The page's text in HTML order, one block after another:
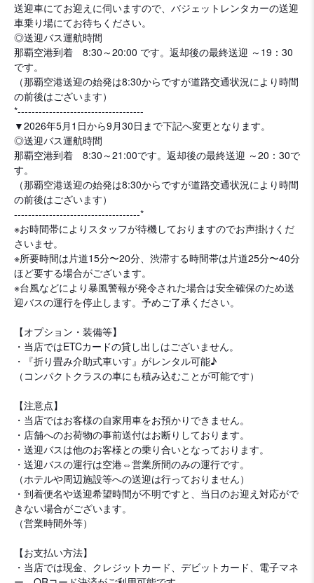
送迎車にてお迎えに伺いますので、バジェットレンタカーの送迎
車乗り場にてお待ちください。
◎送迎バス運航時間
那覇空港到着 8:30～20:00 です。返却後の最終送迎 ～19：30
です。
（那覇空港送迎の始発は8:30からですが道路交通状況により時間
の前後はございます）
*------------------------------------
▼2026年5月1日から9月30日まで下記へ変更となります。
◎送迎バス運航時間
那覇空港到着 8:30～21:00です。返却後の最終送迎 ～20：30で
す。
（那覇空港送迎の始発は8:30からですが道路交通状況により時間
の前後はございます）
------------------------------------*
※お時間帯によりスタッフが待機しておりますのでお声掛けくだ
さいませ。
※所要時間は片道15分〜20分、渋滞する時間帯は片道25分〜40分
ほど要する場合がございます。
※台風などにより暴風警報が発令された場合は安全確保のため送
迎バスの運行を停止します。予めご了承ください。
【オプション・装備等】
・当店ではETCカードの貸し出しはございません。
・『折り畳み介助式車いす』がレンタル可能♪
（コンパクトクラスの車にも積み込むことが可能です）
【注意点】
・当店ではお客様の自家用車をお預かりできません。
・店舗へのお荷物の事前送付はお断りしております。
・送迎バスは他のお客様との乗り合いとなっております。
・送迎バスの運行は空港⇔営業所間のみの運行です。
（ホテルや周辺施設等への送迎は行っておりません）
・到着便名や送迎希望時間が不明ですと、当日のお迎え対応がで
きない場合がございます。
（営業時間外等）
【お支払い方法】
・当店では現金、クレジットカード、デビットカード、電子マネ